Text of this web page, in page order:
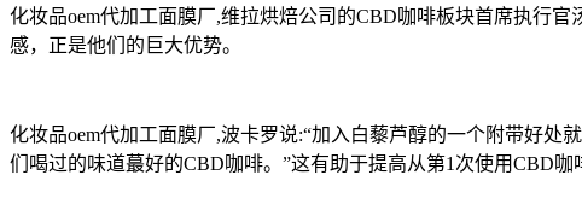
化妆品oem代加工面膜厂,维拉烘焙公司的CBD咖啡板块首席执行
感，正是他们的巨大优势。
化妆品oem代加工面膜厂,波卡罗说:“加入白藜芦醇的一个附带好
们喝过的味道蕞好的CBD咖啡。”这有助于提高从第1次使用CBD